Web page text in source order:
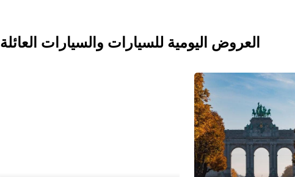
العروض اليومية للسيارات والسيارات العائلة